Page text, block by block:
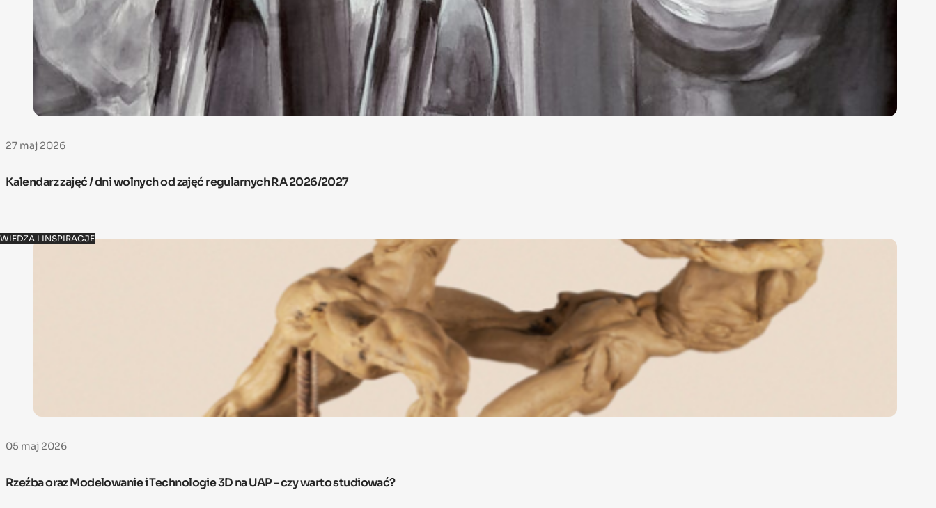
27 maj 2026
Kalendarz zajęć / dni wolnych od zajęć regularnych RA 2026/2027
WIEDZA I INSPIRACJE
05 maj 2026
Rzeźba oraz Modelowanie i Technologie 3D na UAP – czy warto studiować?